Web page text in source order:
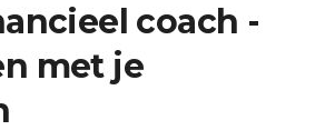
coach -
met je